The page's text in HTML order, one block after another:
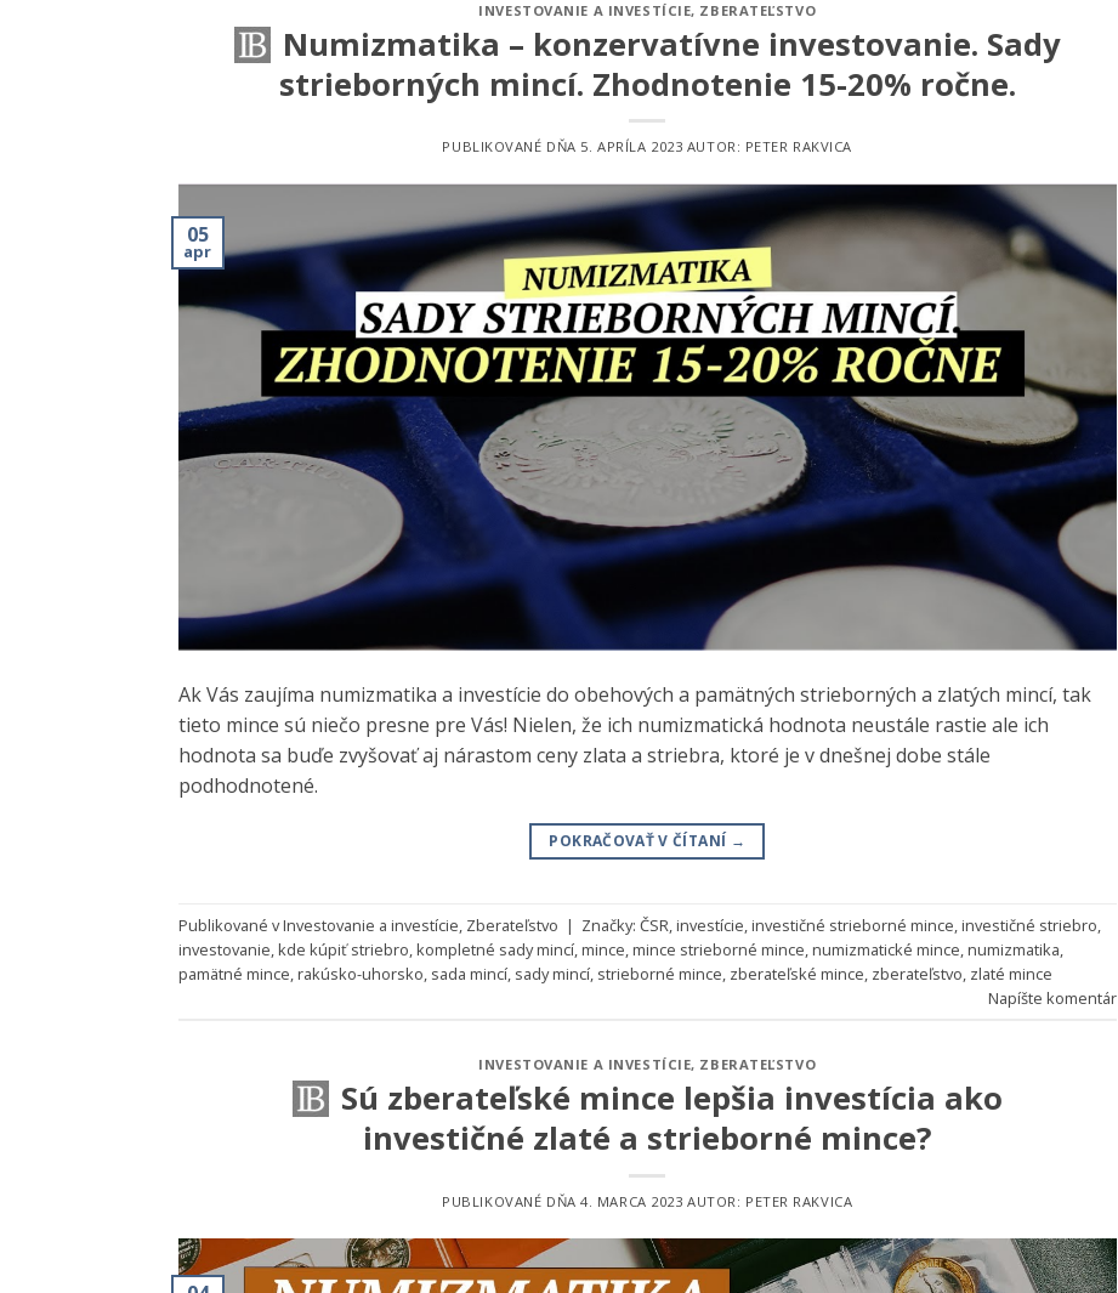
INVESTOVANIE A INVESTÍCIE, ZBERATEĽSTVO
Numizmatika – konzervatívne investovanie. Sady
strieborných mincí. Zhodnotenie 15-20% ročne.
PUBLIKOVANÉ DŇA 5. APRÍLA 2023 AUTOR: PETER RAKVICA
05
apr
Ak Vás zaujíma numizmatika a investície do obehových a pamätných strieborných a zlatých mincí, tak
tieto mince sú niečo presne pre Vás! Nielen, že ich numizmatická hodnota neustále rastie ale ich
hodnota sa buďe zvyšovať aj nárastom ceny zlata a striebra, ktoré je v dnešnej dobe stále
podhodnotené.
POKRAČOVAŤ V ČÍTANÍ →
Publikované vInvestovanie a investície, Zberateľstvo | Značky: ČSR,investície,investičné strieborné mince,investičné striebro,
investovanie,kde kúpiť striebro,kompletné sady mincí,mince,mince strieborné mince,numizmatické mince,numizmatika,
pamätné mince,rakúsko-uhorsko, sada mincí, sady mincí, strieborné mince, zberateľské mince, zberateľstvo, zlaté mince
Napíšte komentár
INVESTOVANIE A INVESTÍCIE, ZBERATEĽSTVO
Sú zberateľské mince lepšia investícia ako
investičné zlaté a strieborné mince?
PUBLIKOVANÉ DŇA4. MARCA 2023 AUTOR: PETER RAKVICA